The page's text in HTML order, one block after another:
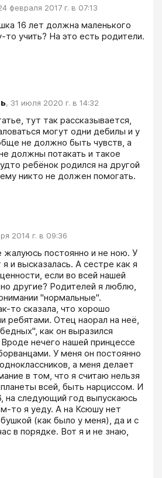
февраля 2017 г. в 07:13
16 лет должна маленького
то учить? На это есть родители.
, 31 июля 2020 г. в 14:32
тут так рассказывается,
могут одни дебилы и у
не должно быть чувств, а
должны потакать и такое
ребёнок родился на другой
никто не должен помогать.
2014 г. в 09:36
постоянно и не ною. У
и высказалась. А сестре как я
если во всей нашей
другие? Родителей я люблю,
"нормальные".
то сказала, что хорошо
ребятами. Отец наорал на неё,
как он выразился
нечего нашей принцессе
У меня он постоянно
а меня делает
в том, что я считаю нельзя
всей, быть нарциссом. И
на следующий год выпускаюсь
то я уеду. А на Ксюшу нет
(как было у меня), да и с
в порядке. Вот я и не знаю,